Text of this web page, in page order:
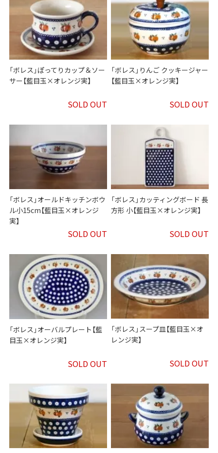
「ボレス」ぽってりカップ＆ソー
サー【藍目玉×オレンジ実】
SOLD OUT
「ボレス」りんご クッキージャー
【藍目玉×オレンジ実】
SOLD OUT
「ボレス」オールドキッチンボウ
ル小15cm【藍目玉×オレンジ
実】
SOLD OUT
「ボレス」カッティングボード 長
方形 小【藍目玉×オレンジ実】
SOLD OUT
「ボレス」オーバルプレート【藍
目玉×オレンジ実】
SOLD OUT
「ボレス」スープ皿【藍目玉×オ
レンジ実】
SOLD OUT